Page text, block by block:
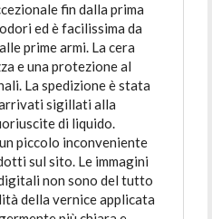
fin dalla prima
ed è facilissima da
prime armi. La cera
e una protezione al
La spedizione è stata
sigillati alla
di liquido.
piccolo inconveniente
sul sito. Le immagini
non sono del tutto
della vernice applicata